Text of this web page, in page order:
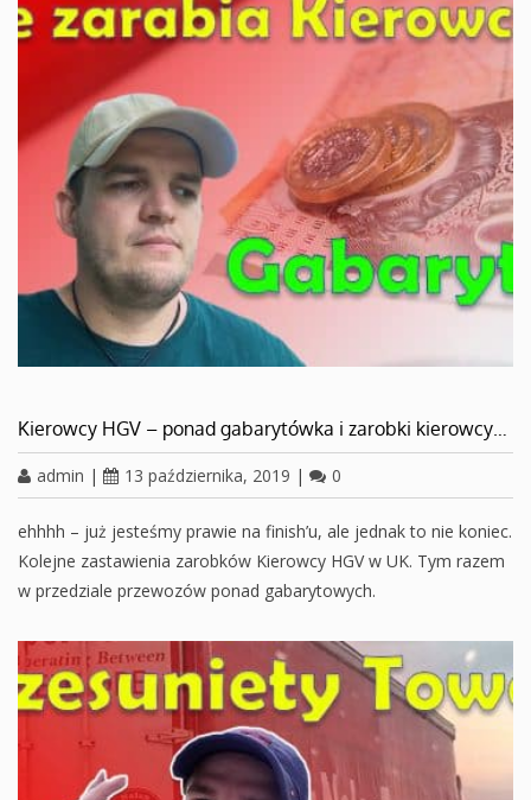
Kierowcy HGV – ponad gabarytówka i zarobki kierowcy…
admin | 13 października, 2019 | 0
ehhhh – już jesteśmy prawie na finish’u, ale jednak to nie koniec.
Kolejne zastawienia zarobków Kierowcy HGV w UK. Tym razem
w przedziale przewozów ponad gabarytowych.